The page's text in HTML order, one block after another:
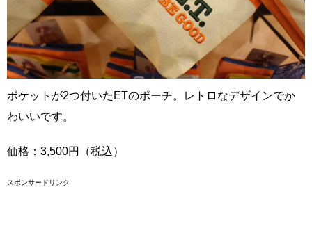
ポケットが2つ付いたETのポーチ。レトロなデザインでか
わいいです。
価格：3,500円（税込）
スポンサードリンク